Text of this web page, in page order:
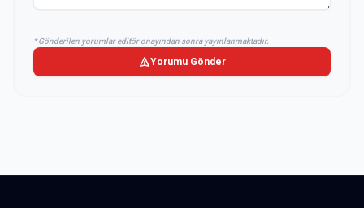
* Gönderilen yorumlar editör onayından sonra yayınlanmaktadır.
Yorumu Gönder